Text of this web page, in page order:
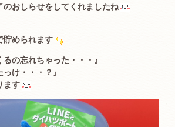
のおしらせをしてくれましたね
貯められます
るの忘れちゃった・・・』
っけ・・・？』
ます